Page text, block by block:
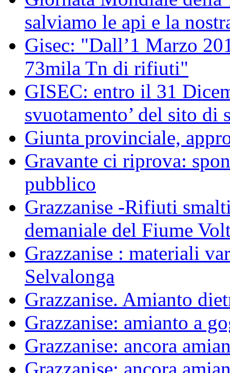
salviamo le api e la
Gisec: "Dall’1 Marzo
73mila Tn di rifiuti"
GISEC: entro il 31
svuotamento’ del sito di
Giunta provinciale,
Gravante ci riprova:
pubblico
Grazzanise -Rifiuti
demaniale del Fiume
Grazzanise : materiali
Selvalonga
Grazzanise. Amianto
Grazzanise: amianto a
Grazzanise: ancora